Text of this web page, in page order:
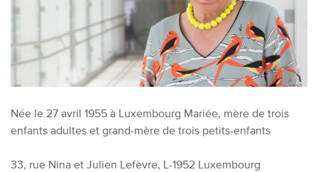
Née le 27 avril 1955 à Luxembourg Mariée, mère de trois
enfants adultes et grand-mère de trois petits-enfants
33, rue Nina et Julien Lefèvre, L-1952 Luxembourg